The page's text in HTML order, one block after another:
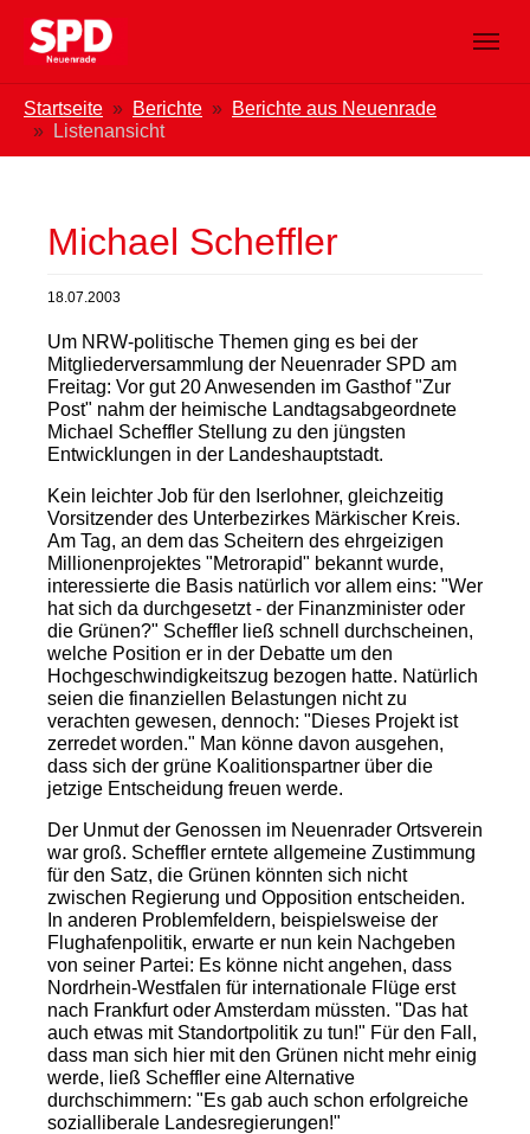
Startseite Berichte
Berichte aus Neuenrade
Listenansicht
Michael Scheffler
18.07.2003
Um NRW-politische Themen ging es bei der
Mitgliederversammlung der Neuenrader SPD am
Freitag: Vor gut 20 Anwesenden im Gasthof "Zur
Post" nahm der heimische Landtagsabgeordnete
Michael Scheffler Stellung zu den jüngsten
Entwicklungen in der Landeshauptstadt.
Kein leichter Job für den Iserlohner, gleichzeitig
Vorsitzender des Unterbezirkes Märkischer Kreis.
Am Tag, an dem das Scheitern des ehrgeizigen
Millionenprojektes "Metrorapid" bekannt wurde,
interessierte die Basis natürlich vor allem eins: "Wer
hat sich da durchgesetzt - der Finanzminister oder
die Grünen?" Scheffler ließ schnell durchscheinen,
welche Position er in der Debatte um den
Hochgeschwindigkeitszug bezogen hatte. Natürlich
seien die finanziellen Belastungen nicht zu
verachten gewesen, dennoch: "Dieses Projekt ist
zerredet worden." Man könne davon ausgehen,
dass sich der grüne Koalitionspartner über die
jetzige Entscheidung freuen werde.
Der Unmut der Genossen im Neuenrader Ortsverein
war groß. Scheffler erntete allgemeine Zustimmung
für den Satz, die Grünen könnten sich nicht
zwischen Regierung und Opposition entscheiden.
In anderen Problemfeldern, beispielsweise der
Flughafenpolitik, erwarte er nun kein Nachgeben
von seiner Partei: Es könne nicht angehen, dass
Nordrhein-Westfalen für internationale Flüge erst
nach Frankfurt oder Amsterdam müssten. "Das hat
auch etwas mit Standortpolitik zu tun!" Für den Fall,
dass man sich hier mit den Grünen nicht mehr einig
werde, ließ Scheffler eine Alternative
durchschimmern: "Es gab auch schon erfolgreiche
sozialliberale Landesregierungen!"